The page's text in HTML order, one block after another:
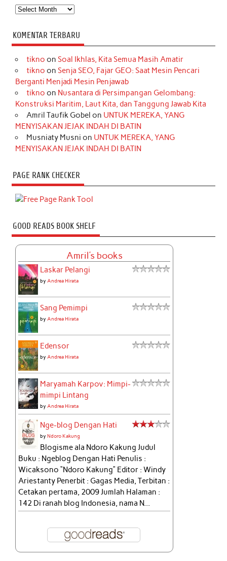
Arsip
KOMENTAR TERBARU
tikno on Soal Ikhlas, Kita Semua Masih Amatir
tikno on Senja SEO, Fajar GEO: Saat Mesin Pencari
Berganti Menjadi Mesin Penjawab
tikno on Nusantara di Persimpangan Gelombang:
Konstruksi Maritim, Laut Kita, dan Tanggung Jawab Kita
Amril Taufik Gobel on UNTUK MEREKA, YANG
MENYISAKAN JEJAK INDAH DI BATIN
Musniaty Musni on UNTUK MEREKA, YANG
MENYISAKAN JEJAK INDAH DI BATIN
PAGE RANK CHECKER
GOOD READS BOOK SHELF
Amril's books
Laskar Pelangi
byAndrea Hirata
Sang Pemimpi
byAndrea Hirata
Edensor
byAndrea Hirata
Maryamah Karpov: Mimpi-
mimpi Lintang
byAndrea Hirata
Nge-blog Dengan Hati
byNdoro Kakung
Blogisme ala Ndoro Kakung Judul
Buku : Ngeblog Dengan Hati Penulis :
Wicaksono “Ndoro Kakung” Editor : Windy
Ariestanty Penerbit : Gagas Media, Terbitan :
Cetakan pertama, 2009 Jumlah Halaman :
142 Di ranah blog Indonesia, nama N...